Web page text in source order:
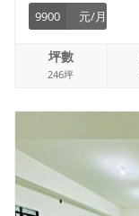
9900
元/月
坪數
246坪